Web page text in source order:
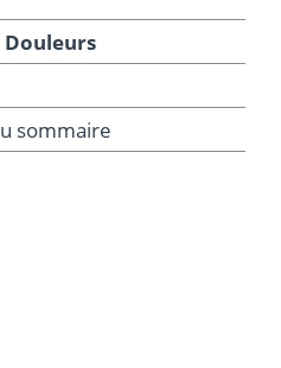
Douleurs
sommaire